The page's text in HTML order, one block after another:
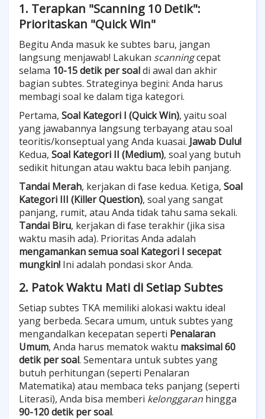
1. Terapkan "Scanning 10 Detik":
Prioritaskan "Quick Win"
Begitu Anda masuk ke subtes baru, jangan
langsung menjawab! Lakukan scanningcepat
selama 10-15 detik per soaldi awal dan akhir
bagian subtes. Strateginya begini: Anda harus
membagi soal ke dalam tiga kategori.
Pertama, Soal Kategori I (Quick Win), yaitu soal
yang jawabannya langsung terbayang atau soal
teoritis/konseptual yang Anda kuasai. Jawab Dulu!
Kedua, Soal Kategori II (Medium), soal yang butuh
sedikit hitungan atau waktu baca lebih panjang.
Tandai Merah, kerjakan di fase kedua. Ketiga, Soal
Kategori III (Killer Question), soal yang sangat
panjang, rumit, atau Anda tidak tahu sama sekali.
Tandai Biru, kerjakan di fase terakhir (jika sisa
waktu masih ada). Prioritas Anda adalah
mengamankan semua soal Kategori I secepat
mungkin! Ini adalah pondasi skor Anda.
2. Patok Waktu Mati di Setiap Subtes
Setiap subtes TKA memiliki alokasi waktu ideal
yang berbeda. Secara umum, untuk subtes yang
mengandalkan kecepatan seperti Penalaran
Umum, Anda harus mematok waktu maksimal 60
detik per soal. Sementara untuk subtes yang
butuh perhitungan (seperti Penalaran
Matematika) atau membaca teks panjang (seperti
Literasi), Anda bisa memberi kelonggaran hingga
90-120 detik per soal.